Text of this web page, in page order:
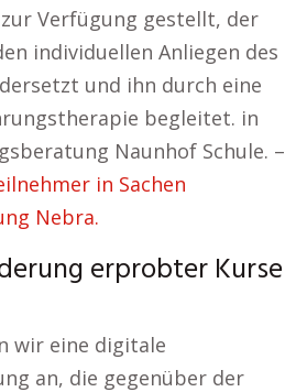
Verfügung gestellt, der
individuellen Anliegen des
und ihn durch eine
begleitet. in
Naunhof Schule. –
in Sachen
Nebra.
erprobter Kurse
wir eine digitale
an, die gegenüber der